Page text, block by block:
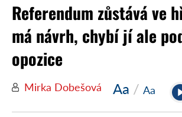
Referendum zůstává ve
má návrh, chybí jí ale
opozice
Mirka Dobešová Aa / Aa